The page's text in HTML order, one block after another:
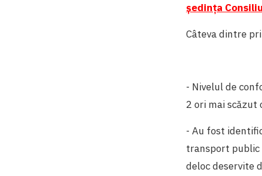
ședința
Câteva dintre
- Nivelul de
2 ori mai scăzut
- Au fost
transport public
deloc deservite